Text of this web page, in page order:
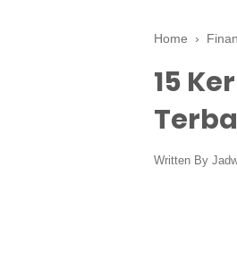
Home ›
15
Written By